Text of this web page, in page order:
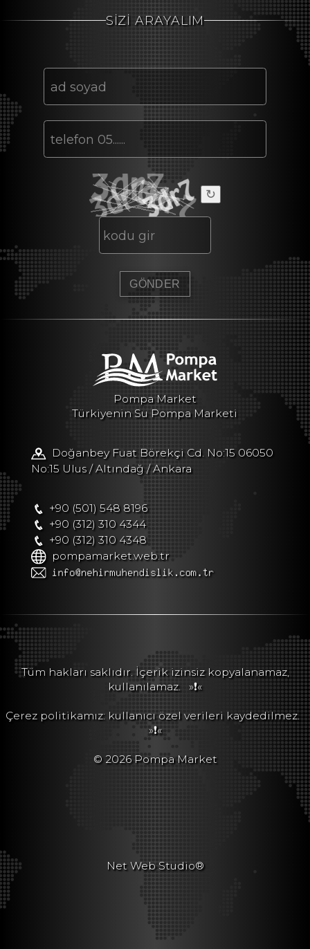
SİZİ ARAYALIM
↻
Pompa Market
Türkiyenin Su Pompa Marketi
Doğanbey Fuat Börekçi Cd. No:15 06050
No:15 Ulus / Altındağ / Ankara
+90 (501) 548 8196
+90 (312) 310 4344
+90 (312) 310 4348
pompamarket.web.tr
Tüm hakları saklıdır. İçerik izinsiz kopyalanamaz,
kullanılamaz.
»❗«
Çerez politikamız: kullanıcı özel verileri kaydedilmez.
»❗«
© 2026 Pompa Market
Net Web Studio®